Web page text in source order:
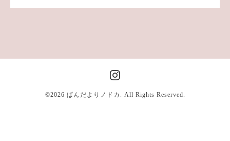
©2026 ぱんだよりノドカ . All Rights Reserved.